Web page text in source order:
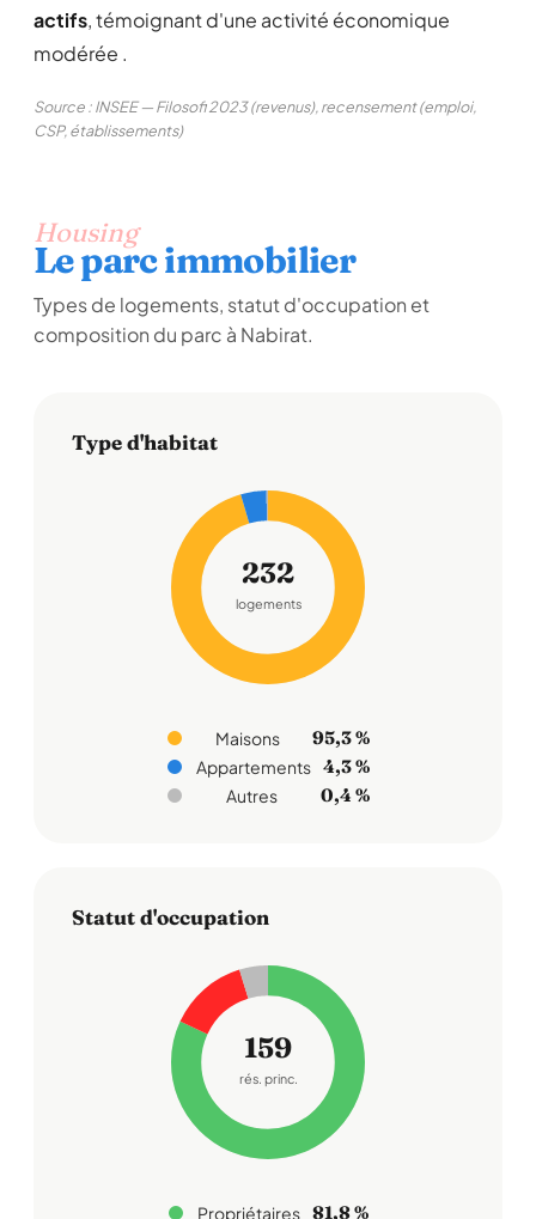
actifs, témoignant d'une activité économique
modérée .
Source : INSEE — Filosofi 2023 (revenus), recensement (emploi,
CSP, établissements)
Housing
Le parc immobilier
Types de logements, statut d'occupation et
composition du parc à Nabirat.
Type d'habitat
232
logements
Maisons 95,3 %
Appartements 4,3 %
Autres 0,4 %
Statut d'occupation
159
rés. princ.
Propriétaires 81,8 %